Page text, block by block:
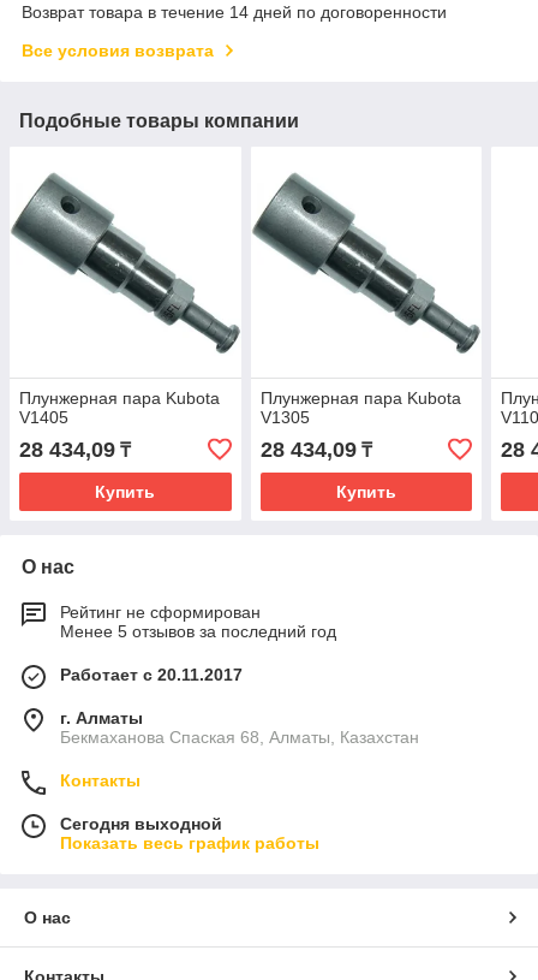
Возврат товара в течение 14 дней по договоренности
Все условия возврата
Подобные товары компании
Плунжерная пара Kubota
V1405
28 434,09 ₸
Купить
Плунжерная пара Kubota
V1305
28 434,09₸
Купить
28
О нас
Рейтинг не сформирован
Менее 5 отзывов за последний год
Работает с 20.11.2017
г. Алматы
Бекмаханова Спаская 68, Алматы, Казахстан
Контакты
Сегодня выходной
Показать весь график работы
О нас